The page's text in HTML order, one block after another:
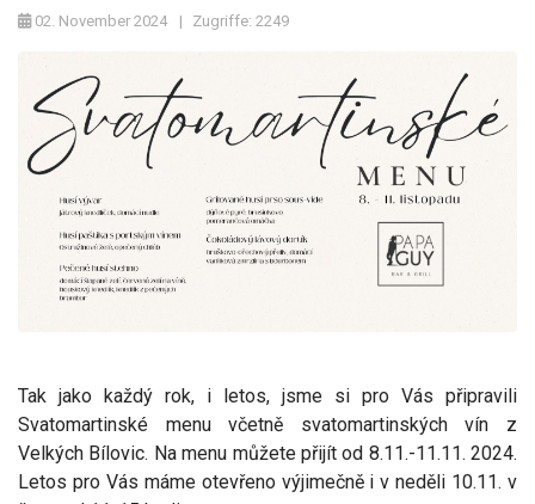
02. November 2024 Zugriffe: 2249
Tak jako každý rok, i letos, jsme si pro Vás připravili
Svatomartinské menu včetně svatomartinských vín z
Velkých Bílovic. Na menu můžete přijít od 8.11.-11.11. 2024.
Letos pro Vás máme otevřeno výjimečně i v neděli 10.11. v